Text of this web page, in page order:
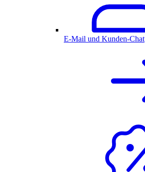
E-Mail und Kunden-Chat